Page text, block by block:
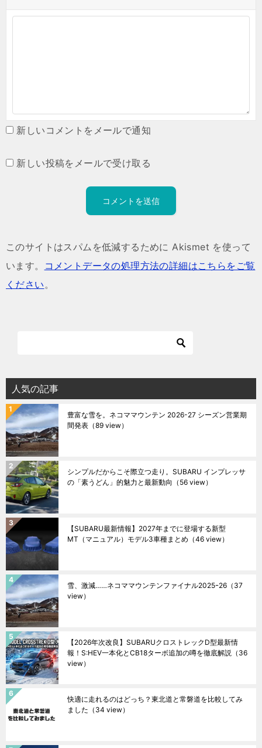
新しいコメントをメールで通知
新しい投稿をメールで受け取る
このサイトはスパムを低減するために Akismet を使って
います。
コメントデータの処理方法の詳細はこちらをご覧
ください 。
人気の記事
豊富な雪を。ネコママウンテン 2026-27 シーズン営業期
間発表 （89 view）
シンプルだからこそ際立つ走り。SUBARU インプレッサ
の「素うどん」的魅力と最新動向 （56 view）
【SUBARU最新情報】2027年までに登場する新型
MT（マニュアル）モデル3車種まとめ （46 view）
雪、激減……ネコママウンテンファイナル2025ｰ26 （37
view）
【2026年次改良】SUBARUクロストレックD型最新情
報！S:HEV一本化とCB18ターボ追加の噂を徹底解説 （36
view）
快適に走れるのはどっち？東北道と常磐道を比較してみ
ました （34 view）